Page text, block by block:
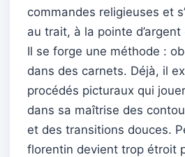
commandes religieuses et
au trait, à la pointe
Il se forge une méthode :
dans des carnets. Déjà, il
procédés picturaux qui
dans sa maîtrise des
et des transitions douces.
florentin devient trop étroit